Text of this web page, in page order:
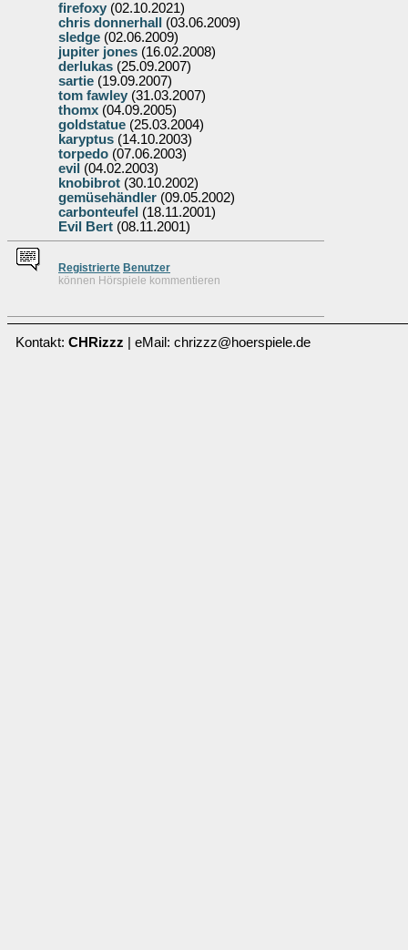
firefoxy (02.10.2021)
chris donnerhall
(03.06.2009)
sledge (02.06.2009)
jupiter jones (16.02.2008)
derlukas (25.09.2007)
sartie (19.09.2007)
tom fawley (31.03.2007)
thomx (04.09.2005)
goldstatue (25.03.2004)
karyptus (14.10.2003)
torpedo (07.06.2003)
evil (04.02.2003)
knobibrot (30.10.2002)
gemüsehändler (09.05.2002)
carbonteufel (18.11.2001)
Evil Bert (08.11.2001)
Registrierte Benutzer
können Hörspiele kommentieren
Kontakt: CHRizzz | eMail: chrizzz@hoerspiele.de